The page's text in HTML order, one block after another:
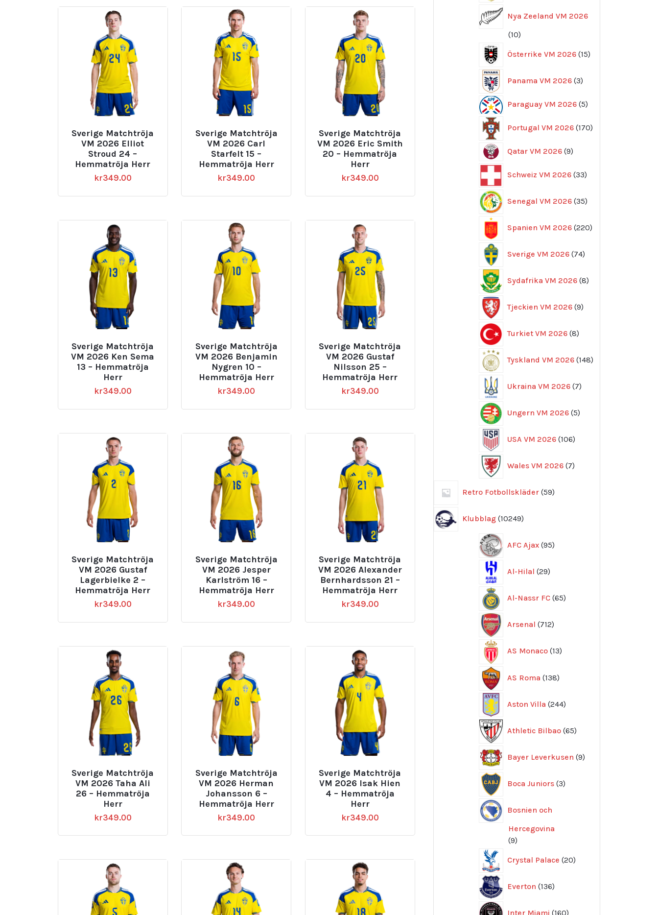
Sverige Matchtröja
VM 2026 Elliot
Stroud 24 –
Hemmatröja Herr
kr349.00
Sverige Matchtröja
VM 2026 Carl
Starfelt 15 –
Hemmatröja Herr
kr349.00
Sverige Matchtröja
VM 2026 Eric Smith
20 – Hemmatröja
Herr
kr349.00
Sverige Matchtröja
VM 2026 Ken Sema
13 – Hemmatröja
Herr
kr349.00
Sverige Matchtröja
VM 2026 Benjamin
Nygren 10 –
Hemmatröja Herr
kr349.00
Sverige Matchtröja
VM 2026 Gustaf
Nilsson 25 –
Hemmatröja Herr
kr349.00
Sverige Matchtröja
VM 2026 Gustaf
Lagerbielke 2 –
Hemmatröja Herr
kr349.00
Sverige Matchtröja
VM 2026 Jesper
Karlström 16 –
Hemmatröja Herr
kr349.00
Sverige Matchtröja
VM 2026 Alexander
Bernhardsson 21 –
Hemmatröja Herr
kr349.00
Sverige Matchtröja
VM 2026 Taha Ali
26 – Hemmatröja
Herr
kr349.00
Sverige Matchtröja
VM 2026 Herman
Johansson 6 –
Hemmatröja Herr
kr349.00
Sverige Matchtröja
VM 2026 Isak Hien
4 – Hemmatröja
Herr
kr349.00
Nya Zeeland VM 2026
1010
Österrike VM 2026 15
produkter
Panama VM 2026 3
produkter
Paraguay VM 2026 55
Portugal VM 2026 170
produkter
Qatar VM 2026 99
Schweiz VM 2026 33
produkter
Senegal VM 2026 35
produkter
Spanien VM 2026 220
produkter
Sverige VM 2026 74
produkter
Sydafrika VM 2026 8
produkter
Tjeckien VM 2026 9
produkter
Turkiet VM 2026 8
produkter
Tyskland VM 2026 148
produkter
Ukraina VM 2026 7
produkter
Ungern VM 2026 5
produkter
USA VM 2026 106
produkter
Wales VM 2026 7
produkter
Retro Fotbollskläder 59
produkter
Klubblag 10249
produkter
AFC Ajax 95
produkter
Al-Hilal 29
produkter
Al-Nassr FC 65
produkter
Arsenal 712
produkter
AS Monaco 13
produkter
AS Roma 138
produkter
Aston Villa 244
produkter
Athletic Bilbao 65
produkter
Bayer Leverkusen 9
produkter
Boca Juniors 3
produkter
Bosnien och
Hercegovina
99
Crystal Palace 20
produkter
Everton 136
produkter
Inter Miami 160